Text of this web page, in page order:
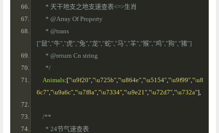
      * 天干地支之地支速查表<=>生肖
      * @Array Of Property
["鼠","牛","虎","兔","龙","蛇","马","羊","猴","鸡","狗","猪"]
      * @return Cn string
      */
Animals:["\u9f20","\u725b","\u864e","\u5154","\u9f99","\u8
6c7","\u9a6c","\u7f8a","\u7334","\u9e21","\u72d7","\u732a"],
/**
      * 24节气速查表